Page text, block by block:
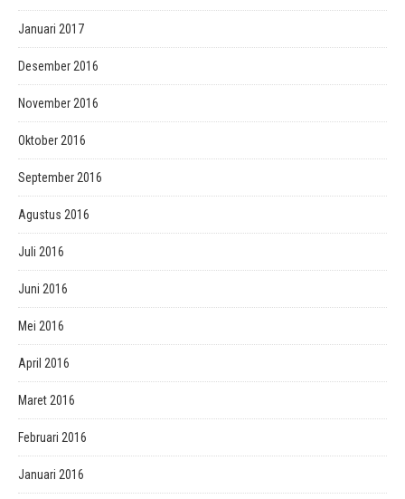
Januari 2017
Desember 2016
November 2016
Oktober 2016
September 2016
Agustus 2016
Juli 2016
Juni 2016
Mei 2016
April 2016
Maret 2016
Februari 2016
Januari 2016